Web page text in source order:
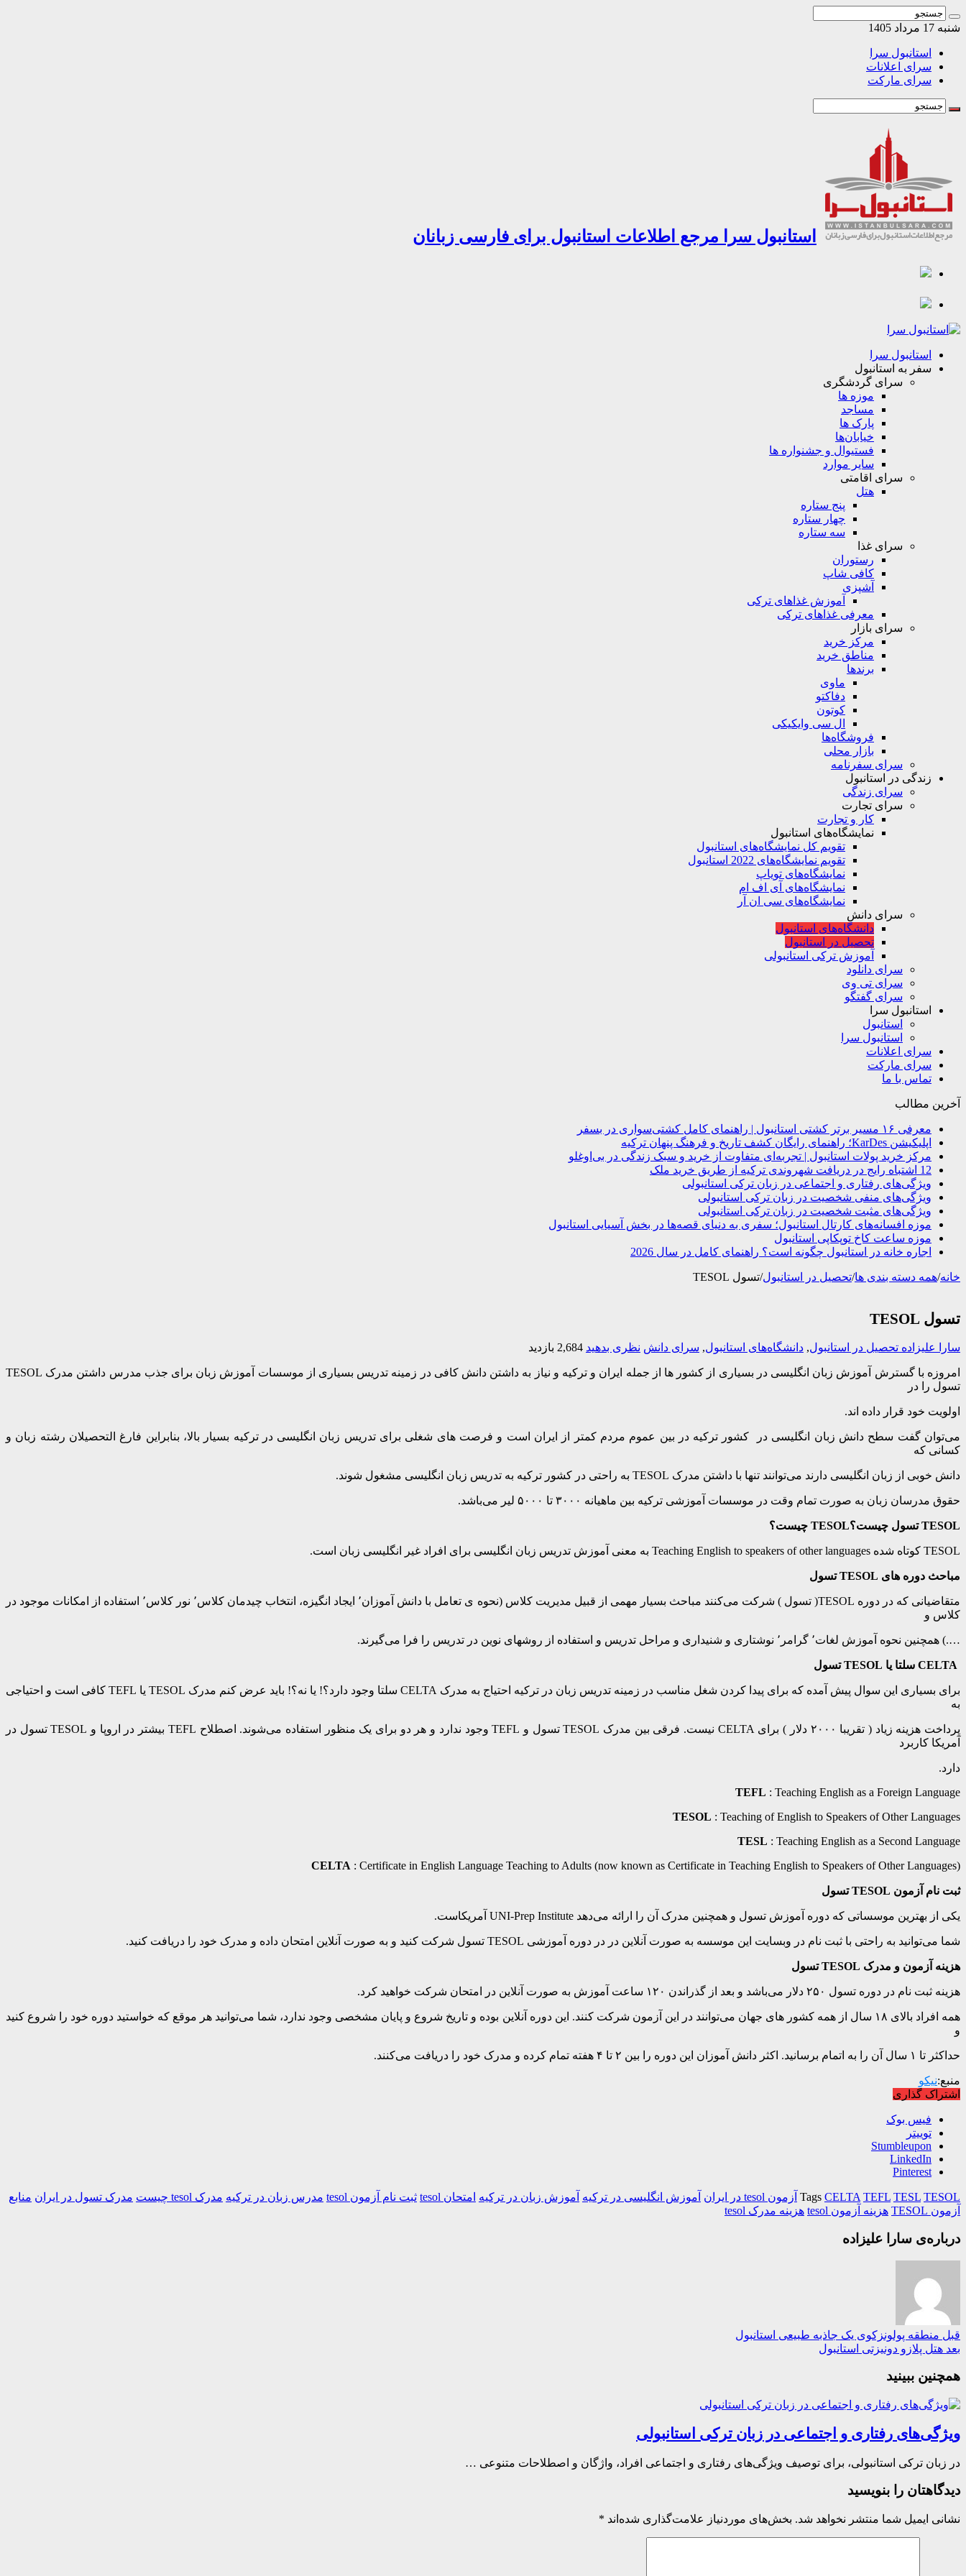
شنبه 17 مرداد 1405
استانبول سرا
سرای اعلانات
سرای مارکت
استانبول سرا مرجع اطلاعات استانبول برای فارسی زبانان
استانبول سرا
سفر به استانبول
سرای گردشگری
موزه ها
مساجد
پارک ها
خیابان‌ها
فستیوال و جشنواره ها
سایر موارد
سرای اقامتی
هتل
پنج ستاره
چهار ستاره
سه ستاره
سرای غذا
رستوران
کافی شاپ
آشپزی
آموزش غذاهای ترکی
معرفی غذاهای ترکی
سرای بازار
مرکز خرید
مناطق خرید
برندها
ماوی
دفاکتو
کوتون
ال سی وایکیکی
فروشگاه‌ها
بازار محلی
سرای سفرنامه
زندگی در استانبول
سرای زندگی
سرای تجارت
کار و تجارت
نمایشگاه‌های استانبول
تقویم کل نمایشگاه‌های استانبول
تقویم نمایشگاه‌های 2022 استانبول
نمایشگاه‌های تویاپ
نمایشگاه‌های آی اف ام
نمایشگاه‌های سی ان آر
سرای دانش
دانشگاه‌های استانبول
تحصیل در استانبول
آموزش ترکی استانبولی
سرای دانلود
سرای تی وی
سرای گفتگو
استانبول سرا
استانبول
استانبول سرا
سرای اعلانات
سرای مارکت
تماس با ما
آخرین مطالب
معرفی ۱۶ مسیر برتر کشتی استانبول | راهنمای کامل کشتی‌سواری در بسفر
اپلیکیشن KarDes؛ راهنمای رایگان کشف تاریخ و فرهنگ پنهان ترکیه
مرکز خرید پولات استانبول | تجربه‌ای متفاوت از خرید و سبک زندگی در بی‌اوغلو
12 اشتباه رایج در دریافت شهروندی ترکیه از طریق خرید ملک
ویژگی‌های رفتاری و اجتماعی در زبان ترکی استانبولی
ویژگی‌های منفی شخصیت در زبان ترکی استانبولی
ویژگی‌های مثبت شخصیت در زبان ترکی استانبولی
موزه افسانه‌های کارتال استانبول؛ سفری به دنیای قصه‌ها در بخش آسیایی استانبول
موزه ساعت کاخ توپکاپی استانبول
اجاره خانه در استانبول چگونه است؟ راهنمای کامل در سال 2026
خانه/همه دسته بندی ها/تحصیل در استانبول/تسول TESOL
تسول TESOL
سارا علیزاده تحصیل در استانبول, دانشگاه‌های استانبول, سرای دانش نظری بدهید 2,684 بازدید
امروزه با گسترش آموزش زبان انگلیسی در بسیاری از کشور ها از جمله ایران و ترکیه و نیاز به داشتن دانش کافی در زمینه تدریس بسیاری از موسسات آموزش زبان برای جذب مدرس داشتن مدرک TESOL
تسول را در
اولویت خود قرار داده اند.
می‌توان گفت سطح دانش زبان انگلیسی در کشور ترکیه در بین عموم مردم کمتر از ایران است و فرصت های شغلی برای تدریس زبان انگلیسی در ترکیه بسیار بالا، بنابراین فارغ التحصیلان رشته زبان و
کسانی که
دانش خوبی از زبان انگلیسی دارند می‌توانند تنها با داشتن مدرک TESOL به راحتی در کشور ترکیه به تدریس زبان انگلیسی مشغول شوند.
حقوق مدرسان زبان به صورت تمام وقت در موسسات آموزشی ترکیه بین ماهیانه ۳۰۰۰ تا ۵۰۰۰ لیر می‌باشد.
TESOL تسول چیست؟TESOL چیست؟
TESOL کوتاه شده Teaching English to speakers of other languages به معنی آموزش تدریس زبان انگلیسی برای افراد غیر انگلیسی زبان است.
مباحث دوره های TESOL تسول
متقاضیانی که در دوره TESOL( تسول ) شرکت می‌کنند مباحث بسیار مهمی از قبیل مدیریت کلاس (نحوه ی تعامل با دانش آموزان٬ ایجاد انگیزه، انتخاب چیدمان کلاس٬ نور کلاس٬ استفاده از امکانات موجود در
کلاس و
….)‌ همچنین نحوه آموزش لغات٬ گرامر٬ نوشتاری و شنیداری و مراحل تدریس و استفاده از روشهای نوین در تدریس را فرا می‌گیرند.
برای بسیاری این سوال پیش آمده که برای پیدا کردن شغل مناسب در زمینه تدریس زبان در ترکیه احتیاج به مدرک CELTA سلتا وجود دارد؟! یا نه؟! باید عرض کنم مدرک TESOL یا TEFL کافی است و احتیاجی
به
پرداخت هزینه زیاد ( تقریبا ۲۰۰۰ دلار ) برای CELTA نیست. فرقی بین مدرک TESOL تسول و TEFL وجود ندارد و هر دو برای یک منظور استفاده می‌شوند. اصطلاح TEFL بیشتر در اروپا و TESOL تسول در
آمریکا کاربرد
دارد.
TEFL : Teaching English as a Foreign Language
TESOL : Teaching of English to Speakers of Other Languages
TESL : Teaching English as a Second Language
CELTA : Certificate in English Language Teaching to Adults (now known as Certificate in Teaching English to Speakers of Other Languages)
ثبت نام آزمون TESOL تسول
یکی از بهترین موسساتی که دوره آموزش تسول و همچنین مدرک آن را ارائه می‌دهد UNI-Prep Institute آمریکاست.
شما می‌توانید به راحتی با ثبت نام در وبسایت این موسسه به صورت آنلاین در در دوره آموزشی TESOL تسول شرکت کنید و به صورت آنلاین امتحان داده و مدرک خود را دریافت کنید.
هزینه آزمون و مدرک TESOL تسول
هزینه ثبت نام در دوره تسول ۲۵۰ دلار می‌باشد و بعد از گذراندن ۱۲۰ ساعت آموزش به صورت آنلاین در امتحان شرکت خواهید کرد.
همه افراد بالای ۱۸ سال از همه کشور های جهان می‌توانند در این آزمون شرکت کنند. این دوره آنلاین بوده و تاریخ شروع و پایان مشخصی وجود ندارد، شما می‌توانید هر موقع که خواستید دوره خود را شروع کنید
و
حداکثر تا ۱ سال آن را به اتمام برسانید. اکثر دانش آموزان این دوره را بین ۲ تا ۴ هفته تمام کرده و مدرک خود را دریافت می‌کنند.
منبع:نیکو
اشتراک گذاری
فیس بوک
توییتر
Stumbleupon
LinkedIn
Pinterest
Tags CELTA TEFL TESL TESOL آزمون tesol در ایران آموزش انگلیسی در ترکیه آموزش زبان در ترکیه امتحان tesol ثبت نام آزمون tesol مدرس زبان در ترکیه مدرک tesol چیست مدرک تسول در ایران منابع
آزمون TESOL
هزینه آزمون tesol هزینه مدرک tesol
درباره‌ی سارا علیزاده
قبل منطقه پولونزکوی یک جاذبه طبیعی استانبول
بعد هتل پلازو دونیزتی استانبول
همچنین ببینید
ویژگی‌های رفتاری و اجتماعی در زبان ترکی استانبولی
در زبان ترکی استانبولی، برای توصیف ویژگی‌های رفتاری و اجتماعی افراد، واژگان و اصطلاحات متنوعی …
دیدگاهتان را بنویسید
نشانی ایمیل شما منتشر نخواهد شد. بخش‌های موردنیاز علامت‌گذاری شده‌اند *